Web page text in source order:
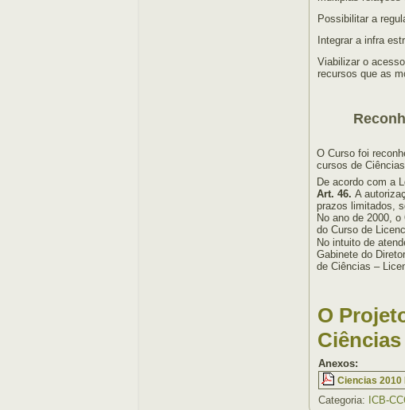
Possibilitar a
Integrar a infra
Viabilizar o
recursos que as
O Curso foi
cursos de
De acordo com a
Art. 46. A
prazos limitados,
No ano de 2000,
do Curso de
No intuito de
Gabinete do
de Ciências –
O
Anexos:
Ciencias 2010
Categoria: ICB-